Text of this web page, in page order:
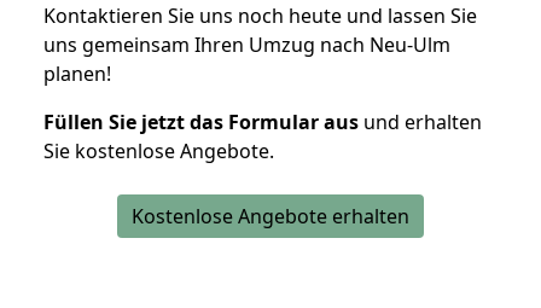
Kontaktieren Sie uns noch heute und lassen Sie
uns gemeinsam Ihren Umzug nach Neu-Ulm
planen!
Füllen Sie jetzt das Formular aus und erhalten
Sie kostenlose Angebote.
Kostenlose Angebote erhalten